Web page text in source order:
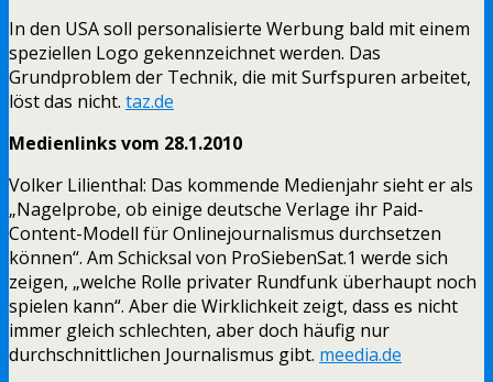
In den USA soll personalisierte Werbung bald mit einem
speziellen Logo gekennzeichnet werden. Das
Grundproblem der Technik, die mit Surfspuren arbeitet,
löst das nicht. taz.de
Medienlinks vom 28.1.2010
Volker Lilienthal: Das kommende Medienjahr sieht er als
„Nagelprobe, ob einige deutsche Verlage ihr Paid-
Content-Modell für Onlinejournalismus durchsetzen
können“. Am Schicksal von ProSiebenSat.1 werde sich
zeigen, „welche Rolle privater Rundfunk überhaupt noch
spielen kann“. Aber die Wirklichkeit zeigt, dass es nicht
immer gleich schlechten, aber doch häufig nur
durchschnittlichen Journalismus gibt. meedia.de